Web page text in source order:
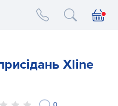
Interatletika logo
Xline